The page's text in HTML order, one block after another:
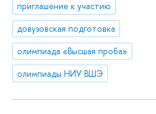
приглашение к участию
довузовская подготовка
олимпиада «Высшая проба»
олимпиады НИУ ВШЭ